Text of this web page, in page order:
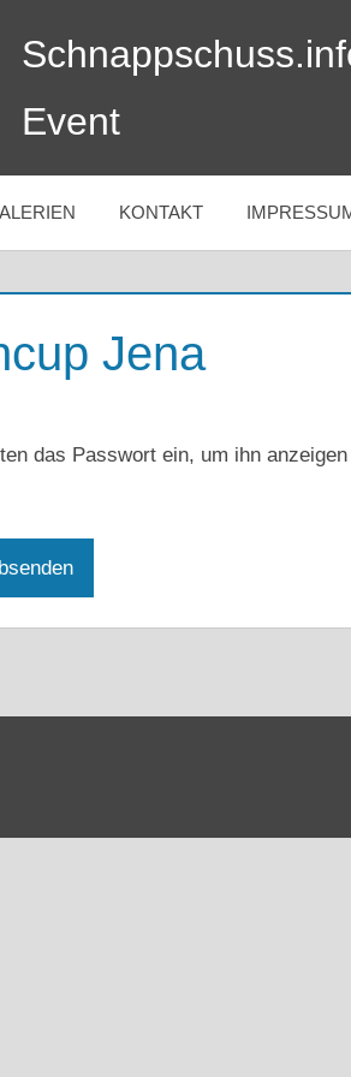
Event
KONTAKT
Jena
das Passwort ein, um ihn